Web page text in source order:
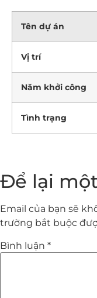
Tên dự án
Vị trí
Năm khởi công
Tình trạng
Để lại
Email của bạn sẽ
trường bắt buộc
Bình luận *